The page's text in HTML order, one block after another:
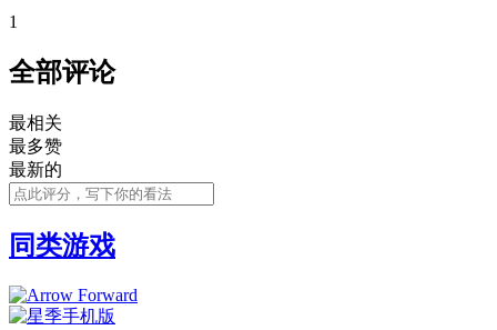
1
全部评论
最相关
最多赞
最新的
同类游戏